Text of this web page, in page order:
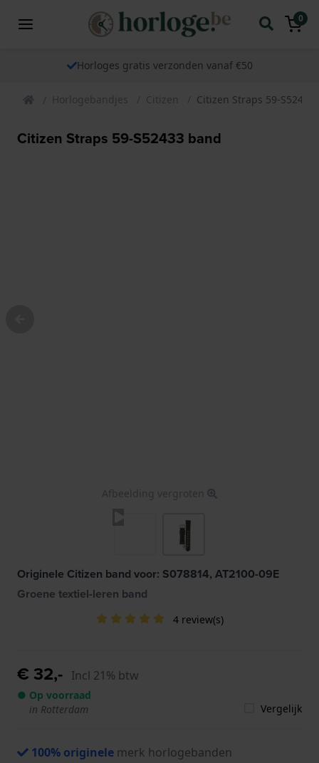
0
Horloges gratis verzonden vanaf €50
Horlogebandjes Citizen Citizen Straps 59-S52433
Citizen Straps 59-S52433 band
Afbeelding vergroten
Originele Citizen band voor: S078814, AT2100-09E
Groene textiel-leren band
4 review(s)
€ 32,- Incl 21% btw
● Op voorraad
in Rotterdam
Vergelijk
100% originele merk horlogebanden